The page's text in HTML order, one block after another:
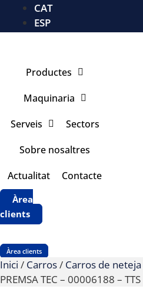
CAT
ESP
Productes
Maquinaria
Serveis
Sectors
Sobre nosaltres
Actualitat
Contacte
Àrea
clients
Àrea clients
Inici / Carros/ Carros de neteja
PREMSA TEC – 00006188 – TTS